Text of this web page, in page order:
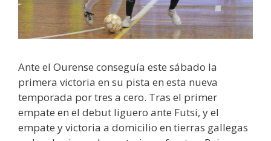
Ante el Ourense conseguía este sábado la
primera victoria en su pista en esta nueva
temporada por tres a cero. Tras el primer
empate en el debut liguero ante Futsi, y el
empate y victoria a domicilio en tierras gallegas